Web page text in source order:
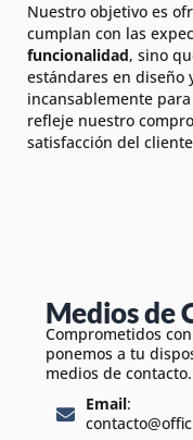
Nuestro objetivo es
cumplan con las
funcionalidad, sino
estándares en diseño
incansablemente
refleje nuestro
satisfacción del
Medios de
Comprometidos
ponemos a tu
medios de contacto.
Email: